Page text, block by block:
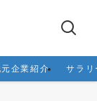
元企業紹介 サラリ